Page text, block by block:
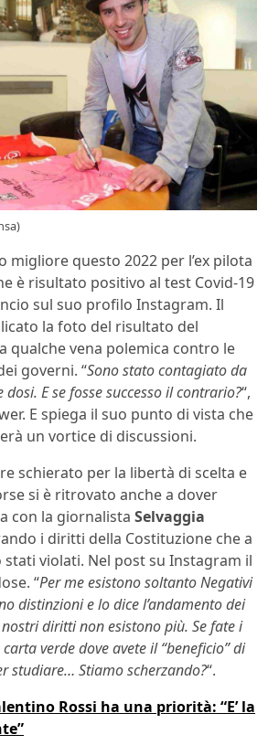
migliore questo 2022 per l’ex pilota
è risultato positivo al test Covid-19
sul suo profilo Instagram. Il
la foto del risultato del
qualche vena polemica contro le
governi. “Sono stato contagiato da
E se fosse successo il contrario?“,
E spiega il suo punto di vista che
un vortice di discussioni.
schierato per la libertà di scelta e
si è ritrovato anche a dover
con la giornalista Selvaggia
i diritti della Costituzione che a
violati. Nel post su Instagram il
“Per me esistono soltanto Negativi
distinzioni e lo dice l’andamento dei
diritti non esistono più. Se fate i
verde dove avete il “beneficio” di
studiare… Stiamo scherzando?“.
Rossi ha una priorità: “E’ la